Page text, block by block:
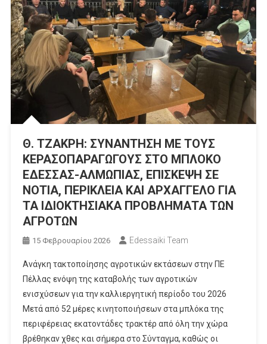
Θ. ΤΖΑΚΡΗ: ΣΥΝΑΝΤΗΣΗ ΜΕ ΤΟΥΣ
ΚΕΡΑΣΟΠΑΡΑΓΩΓΟΥΣ ΣΤΟ ΜΠΛΟΚΟ
ΕΔΕΣΣΑΣ-ΑΛΜΩΠΙΑΣ, ΕΠΙΣΚΕΨΗ ΣΕ
ΝΟΤΙΑ, ΠΕΡΙΚΛΕΙΑ ΚΑΙ ΑΡΧΑΓΓΕΛΟ ΓΙΑ
ΤΑ ΙΔΙΟΚΤΗΣΙΑΚΑ ΠΡΟΒΛΗΜΑΤΑ ΤΩΝ
ΑΓΡΟΤΩΝ
15 Φεβρουαρίου 2026 Edessaiki Team
Ανάγκη τακτοποίησης αγροτικών εκτάσεων στην ΠΕ
Πέλλας ενόψη της καταβολής των αγροτικών
ενισχύσεων για την καλλιεργητική περίοδο του 2026
Μετά από 52 μέρες κινητοποιήσεων στα μπλόκα της
περιφέρειας εκατοντάδες τρακτέρ από όλη την χώρα
βρέθηκαν χθες και σήμερα στο Σύνταγμα, καθώς οι